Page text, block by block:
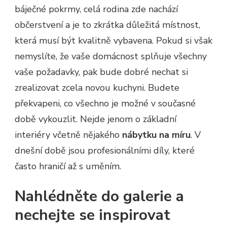
báječné pokrmy, celá rodina zde nachází
občerstvení a je to zkrátka důležitá místnost,
která musí být kvalitně vybavena. Pokud si však
nemyslíte, že vaše domácnost splňuje všechny
vaše požadavky, pak bude dobré nechat si
zrealizovat zcela novou kuchyni. Budete
překvapeni, co všechno je možné v současné
době vykouzlit. Nejde jenom o základní
interiéry včetně nějakého nábytku na míru. V
dnešní době jsou profesionálními díly, které
často hraničí až s uměním.
Nahlédněte do galerie a
nechejte se inspirovat